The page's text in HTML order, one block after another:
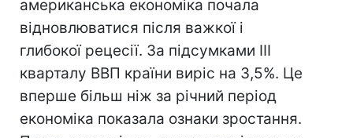
американська економіка почала
відновлюватися після важкої і
глибокої рецесії. За підсумками III
кварталу ВВП країни виріс на 3,5%. Це
вперше більш ніж за річний період
економіка показала ознаки зростання.